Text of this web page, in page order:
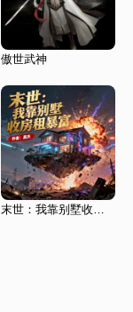
傲世武神